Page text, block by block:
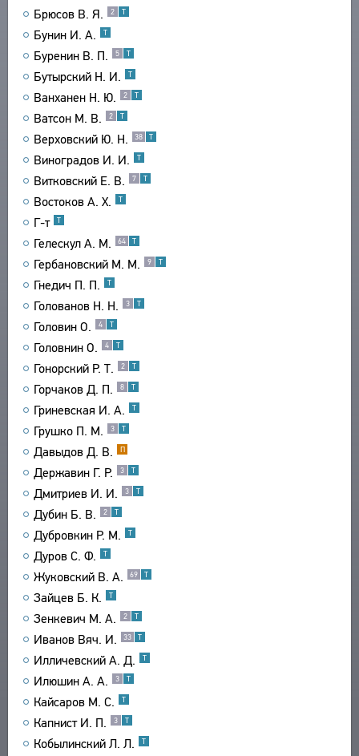
Брюсов В. Я. 2 Т
Бунин И. А. Т
Буренин В. П. 5 Т
Бутырский Н. И. Т
Ванханен Н. Ю. 2 Т
Ватсон М. В. 2 Т
Верховский Ю. Н. 38 Т
Виноградов И. И. Т
Витковский Е. В. 7 Т
Востоков А. Х. Т
Г-т Т
Гелескул А. М. 64 Т
Гербановский М. М. 9 Т
Гнедич П. П. Т
Голованов Н. Н. 3 Т
Головин О. 4 Т
Головнин О. 4 Т
Гонорский Р. Т. 2 Т
Горчаков Д. П. 8 Т
Гриневская И. А. Т
Грушко П. М. 3 Т
Давыдов Д. В. П
Державин Г. Р. 3 Т
Дмитриев И. И. 3 Т
Дубин Б. В. 2 Т
Дубровкин Р. М. Т
Дуров С. Ф. Т
Жуковский В. А. 69 Т
Зайцев Б. К. Т
Зенкевич М. А. 2 Т
Иванов Вяч. И. 33 Т
Илличевский А. Д. Т
Илюшин А. А. 3 Т
Кайсаров М. С. Т
Капнист И. П. 3 Т
Кобылинский Л. Л. Т
ТЕКСТЫ
АВТОРЫ
ПРОИЗВЕДЕНИЯ
ИЗДАНИЯ
ИССЛЕДОВАНИЯ
ПРОИЗВЕДЕНИЯ
ИЗДАНИЯ
БИБЛИОГРАФИЧЕСКИЕ ПУБЛИКАЦИИ
СОСТАВИТЕЛИ
ПРОИЗВЕДЕНИЯ
ИЗДАНИЯ
ЭНЦИКЛОПЕДИЯ
СЛОВНИК
ВСЕ БИОСПРАВКИ
ПОЭТЫ
ПЕРЕВОДЧИКИ
ИССЛЕДОВАТЕЛИ
ТЕЗАУРУС
УКАЗАТЕЛЬ ТЕРМИНОВ
ПОИСК
О ПРОЕКТЕ
КРАТКО О ПРОЕКТЕ
ЦЕЛИ ПРОЕКТА
ПОДСИСТЕМЫ
КОРПУС
БИБЛИОТЕКА
ЭНЦИКЛОПЕДИЯ
ТЕЗАУРУС
ФУНКЦИОНАЛЬНОСТЬ
УКАЗАТЕЛИ
ПОИСК
СВЯЗИ
СОЗДАТЕЛИ ПРОЕКТА
ОБРАТНАЯ СВЯЗЬ
ПОЛЬЗОВАТЕЛЬСКОЕ СОГЛАШЕНИЕ
ЗАКЛАДКИ